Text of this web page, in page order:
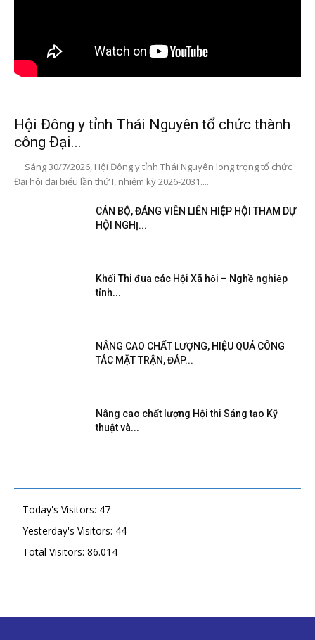
Hội Đông y tỉnh Thái Nguyên tổ chức thành
công Đại...
Sáng 30/7/2026, Hội Đông y tỉnh Thái Nguyên long trọng tổ chức
Đại hội đại biểu lần thứ I, nhiệm kỳ 2026-2031....
CÁN BỘ, ĐẢNG VIÊN LIÊN HIỆP HỘI THAM DỰ
HỘI NGHỊ...
Khối Thi đua các Hội Xã hội – Nghề nghiệp
tỉnh...
NÂNG CAO CHẤT LƯỢNG, HIỆU QUẢ CÔNG
TÁC MẶT TRẬN, ĐÁP...
Nâng cao chất lượng Hội thi Sáng tạo Kỹ
thuật và...
Today's Visitors: 47
Yesterday's Visitors: 44
Total Visitors: 86.014